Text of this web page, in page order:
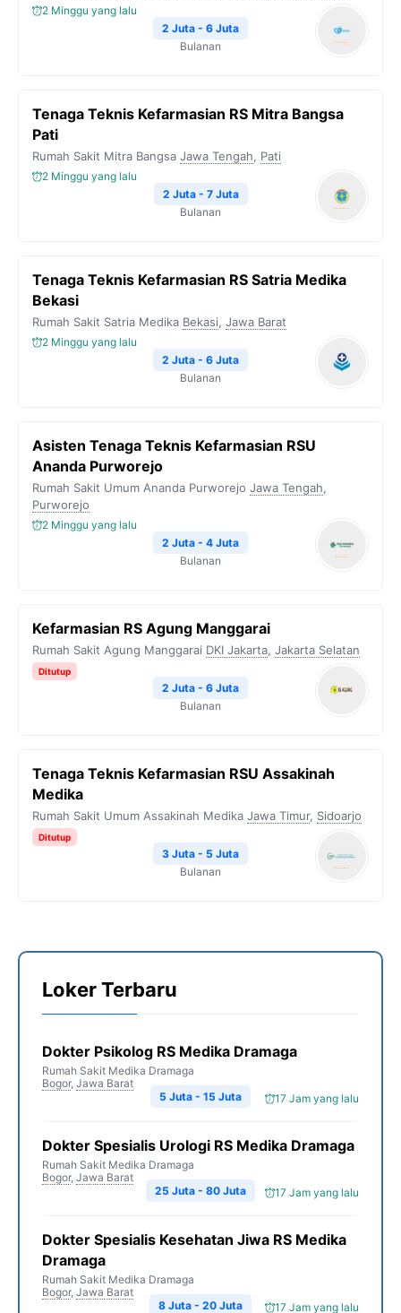
2 Minggu yang lalu
2 Juta - 6 Juta
Bulanan
Tenaga Teknis Kefarmasian RS Mitra Bangsa
Pati
Rumah Sakit Mitra Bangsa Jawa Tengah, Pati
2 Minggu yang lalu
2 Juta - 7 Juta
Bulanan
Tenaga Teknis Kefarmasian RS Satria Medika
Bekasi
Rumah Sakit Satria Medika Bekasi, Jawa Barat
2 Minggu yang lalu
2 Juta - 6 Juta
Bulanan
Asisten Tenaga Teknis Kefarmasian RSU
Ananda Purworejo
Rumah Sakit Umum Ananda Purworejo Jawa Tengah,
Purworejo
2 Minggu yang lalu
2 Juta - 4 Juta
Bulanan
Kefarmasian RS Agung Manggarai
Rumah Sakit Agung Manggarai DKI Jakarta, Jakarta Selatan
Ditutup
2 Juta - 6 Juta
Bulanan
Tenaga Teknis Kefarmasian RSU Assakinah
Medika
Rumah Sakit Umum Assakinah Medika Jawa Timur, Sidoarjo
Ditutup
3 Juta - 5 Juta
Bulanan
Loker Terbaru
Dokter Psikolog RS Medika Dramaga
Rumah Sakit Medika Dramaga
Bogor, Jawa Barat
17 Jam yang lalu
5 Juta - 15 Juta
Dokter Spesialis Urologi RS Medika Dramaga
Rumah Sakit Medika Dramaga
Bogor, Jawa Barat
17 Jam yang lalu
25 Juta - 80 Juta
Dokter Spesialis Kesehatan Jiwa RS Medika
Dramaga
Rumah Sakit Medika Dramaga
Bogor, Jawa Barat
17 Jam yang lalu
8 Juta - 20 Juta